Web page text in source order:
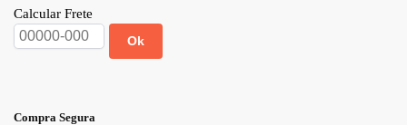
Calcular Frete
Ok
Compra Segura